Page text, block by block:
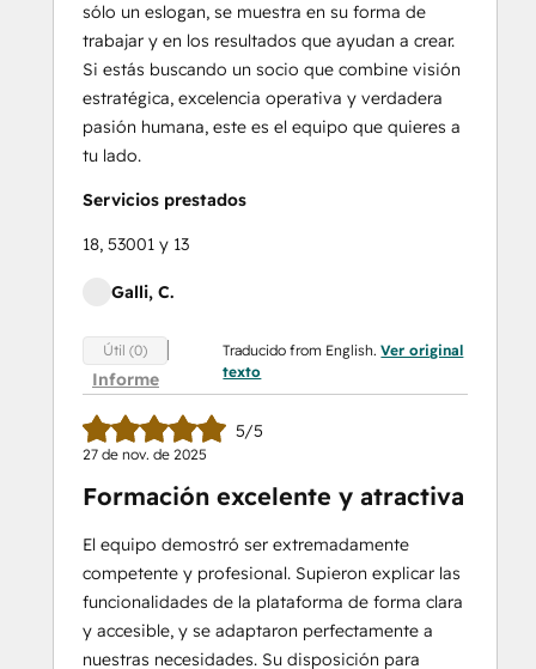
sólo un eslogan, se muestra en su forma de
trabajar y en los resultados que ayudan a crear.
Si estás buscando un socio que combine visión
estratégica, excelencia operativa y verdadera
pasión humana, este es el equipo que quieres a
tu lado.
Servicios prestados
18, 53001 y 13
Galli, C.
Útil (0)
Informe
Traducido from English.Ver original
texto
5/5
27 de nov. de 2025
Formación excelente y atractiva
El equipo demostró ser extremadamente
competente y profesional. Supieron explicar las
funcionalidades de la plataforma de forma clara
y accesible, y se adaptaron perfectamente a
nuestras necesidades. Su disposición para